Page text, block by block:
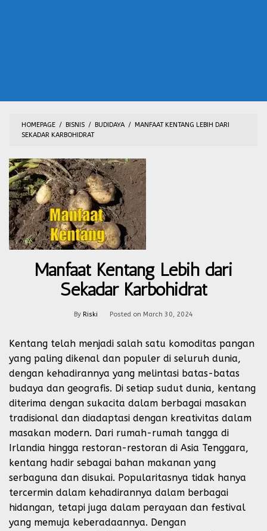
HOMEPAGE / BISNIS / BUDIDAYA / MANFAAT KENTANG LEBIH DARI
SEKADAR KARBOHIDRAT
Manfaat Kentang Lebih dari
Sekadar Karbohidrat
By Riski Posted on March 30, 2024
Kentang telah menjadi salah satu komoditas pangan
yang paling dikenal dan populer di seluruh dunia,
dengan kehadirannya yang melintasi batas-batas
budaya dan geografis. Di setiap sudut dunia, kentang
diterima dengan sukacita dalam berbagai masakan
tradisional dan diadaptasi dengan kreativitas dalam
masakan modern. Dari rumah-rumah tangga di
Irlandia hingga restoran-restoran di Asia Tenggara,
kentang hadir sebagai bahan makanan yang
serbaguna dan disukai. Popularitasnya tidak hanya
tercermin dalam kehadirannya dalam berbagai
hidangan, tetapi juga dalam perayaan dan festival
yang memuja keberadaannya. Dengan